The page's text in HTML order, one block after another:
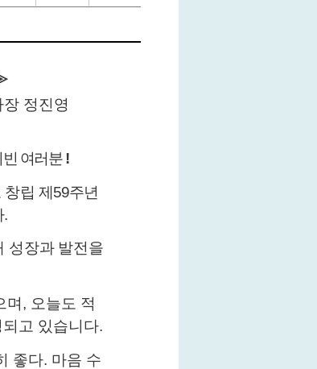
영
여러분 !
창립 제59주년
.
성장과 발전을
며 , 오늘도 적
고 있습니다.
좋다. 마음 수